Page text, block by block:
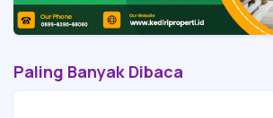
Paling Banyak Dibaca